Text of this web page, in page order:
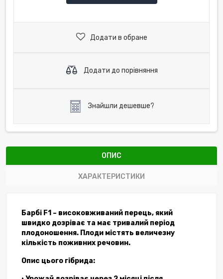
Додати в обране
Додати до порівняння
Знайшли дешевше?
ОПИС
ХАРАКТЕРИСТИКИ
Барбі F1 – високовживаний перець, який
швидко дозріває та має тривалий період
плодоношення. Плоди містять величезну
кількість поживних речовин.
Опис цього гібрида: